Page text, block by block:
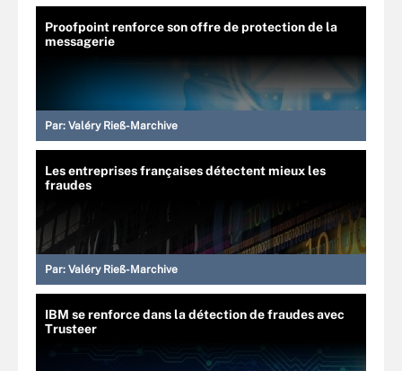
Proofpoint renforce son offre de protection de la
messagerie
Par: Valéry Rieß-Marchive
Les entreprises françaises détectent mieux les
fraudes
Par: Valéry Rieß-Marchive
IBM se renforce dans la détection de fraudes avec
Trusteer